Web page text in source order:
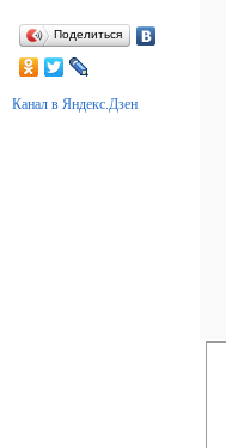
Поделиться
Канал в Яндекс.Дзен